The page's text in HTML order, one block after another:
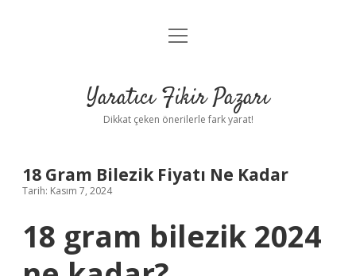
Anasayfa
Yasal Uyarı
menüyü
Yaratıcı Fikir Pazarı
Dikkat çeken önerilerle fark yarat!
18 Gram Bilezik Fiyatı Ne Kadar
Tarih: Kasım 7, 2024
18 gram bilezik 2024